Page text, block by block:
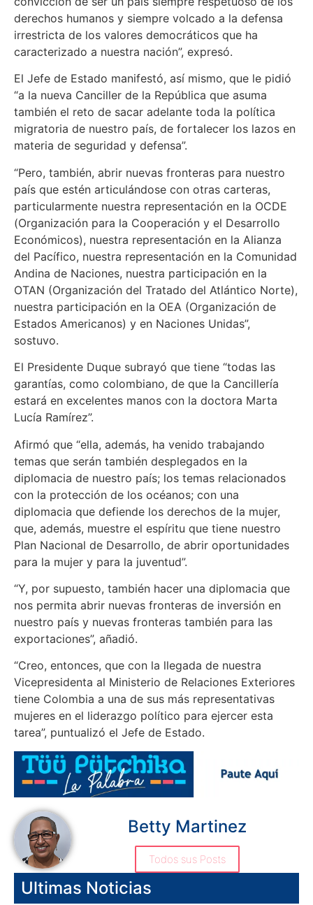
derechos humanos y siempre volcado a la defensa
irrestricta de los valores democráticos que ha
caracterizado a nuestra nación”, expresó.
El Jefe de Estado manifestó, así mismo, que le pidió
“a la nueva Canciller de la República que asuma
también el reto de sacar adelante toda la política
migratoria de nuestro país, de fortalecer los lazos en
materia de seguridad y defensa”.
“Pero, también, abrir nuevas fronteras para nuestro
país que estén articulándose con otras carteras,
particularmente nuestra representación en la OCDE
(Organización para la Cooperación y el Desarrollo
Económicos), nuestra representación en la Alianza
del Pacífico, nuestra representación en la Comunidad
Andina de Naciones, nuestra participación en la
OTAN (Organización del Tratado del Atlántico Norte),
nuestra participación en la OEA (Organización de
Estados Americanos) y en Naciones Unidas”,
sostuvo.
El Presidente Duque subrayó que tiene “todas las
garantías, como colombiano, de que la Cancillería
estará en excelentes manos con la doctora Marta
Lucía Ramírez”.
Afirmó que “ella, además, ha venido trabajando
temas que serán también desplegados en la
diplomacia de nuestro país; los temas relacionados
con la protección de los océanos; con una
diplomacia que defiende los derechos de la mujer,
que, además, muestre el espíritu que tiene nuestro
Plan Nacional de Desarrollo, de abrir oportunidades
para la mujer y para la juventud”.
“Y, por supuesto, también hacer una diplomacia que
nos permita abrir nuevas fronteras de inversión en
nuestro país y nuevas fronteras también para las
exportaciones”, añadió.
“Creo, entonces, que con la llegada de nuestra
Vicepresidenta al Ministerio de Relaciones Exteriores
tiene Colombia a una de sus más representativas
mujeres en el liderazgo político para ejercer esta
tarea”, puntualizó el Jefe de Estado.
Betty Martinez
Todos sus Posts
Ultimas Noticias